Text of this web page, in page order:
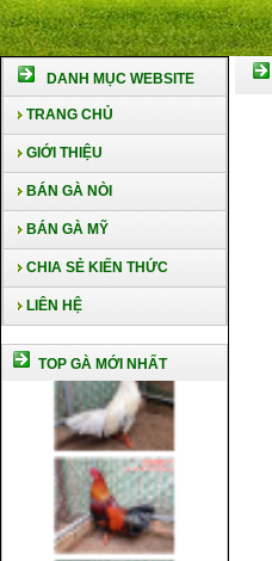
DANH MỤC WEBSITE
TRANG CHỦ
GIỚI THIỆU
BÁN GÀ NÒI
BÁN GÀ MỸ
CHIA SẺ KIẾN THỨC
LIÊN HỆ
TOP GÀ MỚI NHẤT